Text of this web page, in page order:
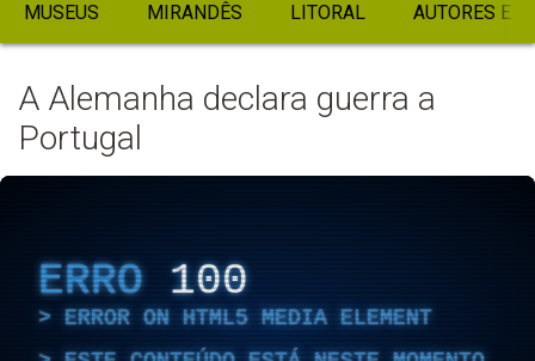
MUSEUS MIRANDÊS LITORAL AUTORES
A Alemanha declara guerra a
Portugal
ERRO 100
ERROR ON HTML5 MEDIA ELEMENT